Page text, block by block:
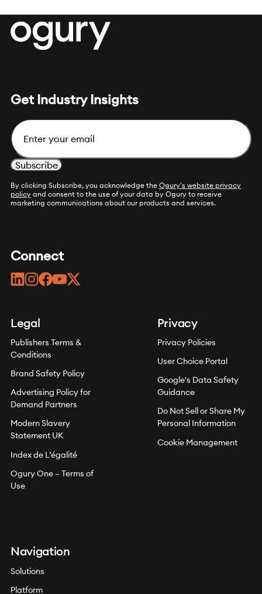
Get Industry Insights
Email
By clicking Subscribe, you acknowledge the Ogury's website privacy
policyand consent to the use of your data by Ogury to receive
marketing communications about our products and services.
Connect
linkedininstagram
facebook
youtube
twitter
Legal
Publishers Terms &
Conditions
Brand Safety Policy
Advertising Policy for
Demand Partners
Modern Slavery
Statement UK
Index de L’égalité
Ogury One – Terms of
Use
Privacy
Privacy Policies
User Choice Portal
Google's Data Safety
Guidance
Do Not Sell or Share My
Personal Information
Cookie Management
Navigation
Solutions
Platform